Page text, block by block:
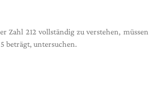
Zahl 212 vollständig zu verstehen, müssen
beträgt, untersuchen.